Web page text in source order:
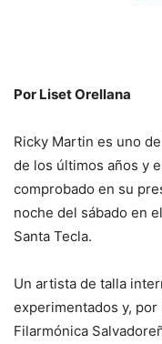
Por Liset Orellana
Ricky Martin es uno
de los últimos años y
comprobado en su
noche del sábado en
Santa Tecla.
Un artista de talla
experimentados y,
Filarmónica